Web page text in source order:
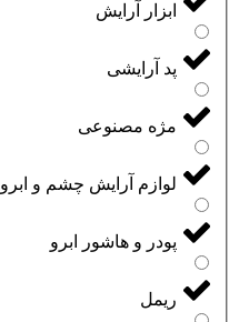
ابزار آرایش
پد آرایشی
مژه مصنوعی
لوازم آرایش چشم و ابرو
پودر و هاشور ابرو
ریمل